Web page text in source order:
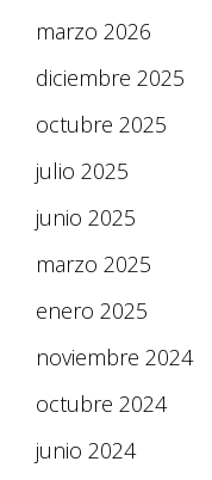
marzo 2026
diciembre 2025
octubre 2025
julio 2025
junio 2025
marzo 2025
enero 2025
noviembre 2024
octubre 2024
junio 2024